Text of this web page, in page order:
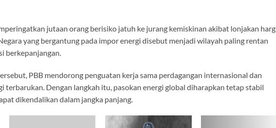
jutaan orang berisiko jatuh ke jurang kemiskinan akibat lonjakan
yang bergantung pada impor energi disebut menjadi wilayah paling rentan
berkepanjangan.
PBB mendorong penguatan kerja sama perdagangan internasional dan
terbarukan. Dengan langkah itu, pasokan energi global diharapkan tetap stabil
dikendalikan dalam jangka panjang.